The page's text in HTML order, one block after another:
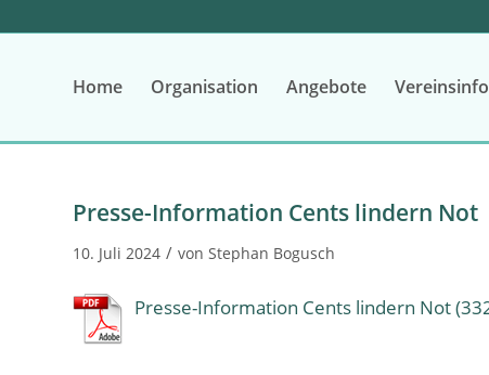
Home Organisation Angebote Vereinsinfo
Presse-Information Cents lindern Not
10. Juli 2024 / von Stephan Bogusch
Presse-Information Cents lindern Not